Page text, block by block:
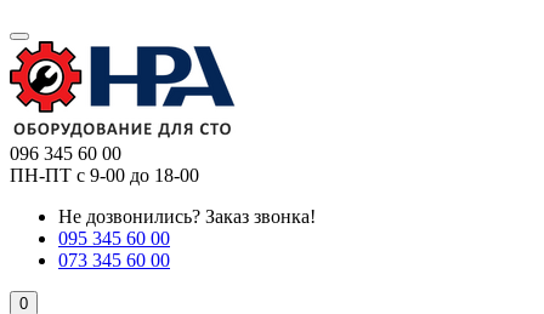
096 345 60 00
ПН-ПТ с 9-00 до 18-00
Не дозвонились? Заказ звонка!
095 345 60 00
073 345 60 00
0